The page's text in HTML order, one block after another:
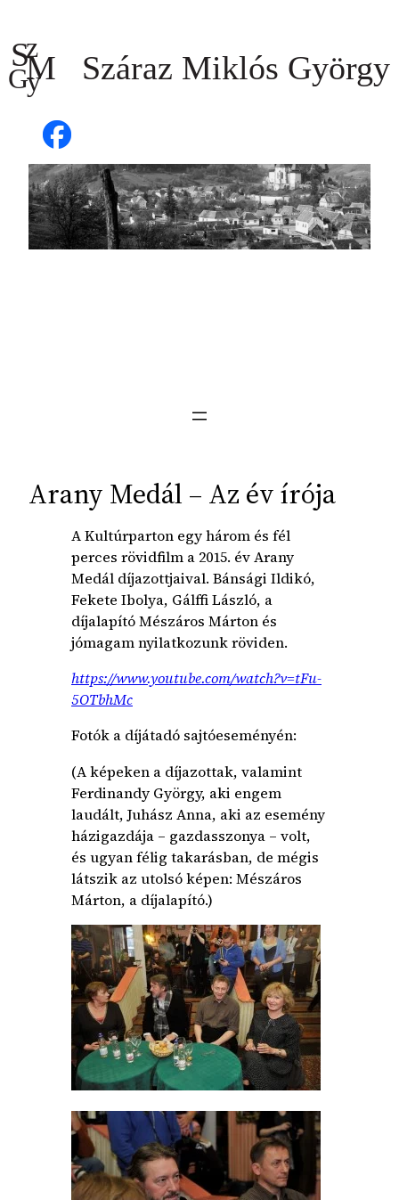
tartalomhoz
Arany Medál – Az év írója
A Kultúrparton egy három és fél
perces rövidfilm a 2015. év Arany
Medál díjazottjaival. Bánsági Ildikó,
Fekete Ibolya, Gálffi László, a
díjalapító Mészáros Márton és
jómagam nyilatkozunk röviden.
https://www.youtube.com/watch?v=tFu-
5OTbhMc
Fotók a díjátadó sajtóeseményén:
(A képeken a díjazottak, valamint
Ferdinandy György, aki engem
laudált, Juhász Anna, aki az esemény
házigazdája – gazdasszonya – volt,
és ugyan félig takarásban, de mégis
látszik az utolsó képen: Mészáros
Márton, a díjalapító.)